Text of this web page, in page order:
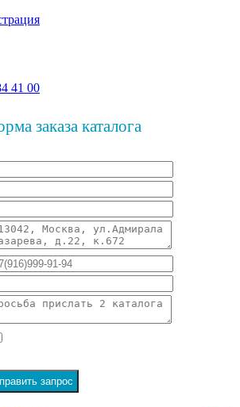
41 00
заказа каталога